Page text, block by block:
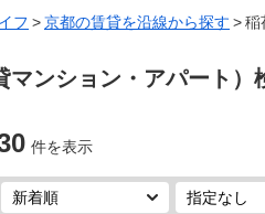
フ >京都の賃貸を沿線から探す >稲
マンション・アパート）
件を表示